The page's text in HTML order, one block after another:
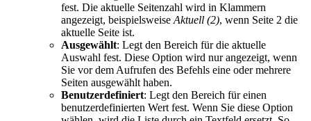
fest. Die aktuelle Seitenzahl wird in Klammern
angezeigt, beispielsweiseAktuell (2), wenn Seite 2 die
aktuelle Seite ist.
Ausgewählt: Legt den Bereich für die aktuelle
Auswahl fest. Diese Option wird nur angezeigt, wenn
Sie vor dem Aufrufen des Befehls eine oder mehrere
Seiten ausgewählt haben.
Benutzerdefiniert: Legt den Bereich für einen
benutzerdefinierten Wert fest. Wenn Sie diese Option